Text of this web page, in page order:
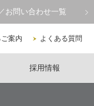
案内 よくある質問
採用情報
お問い合わせ一覧